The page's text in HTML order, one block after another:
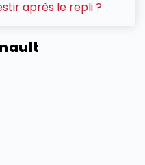
après le repli ?